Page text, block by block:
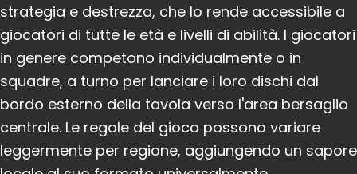
strategia e destrezza, che lo rende accessibile a
giocatori di tutte le età e livelli di abilità. I giocatori
in genere competono individualmente o in
squadre, a turno per lanciare i loro dischi dal
bordo esterno della tavola verso l'area bersaglio
centrale. Le regole del gioco possono variare
leggermente per regione, aggiungendo un sapore